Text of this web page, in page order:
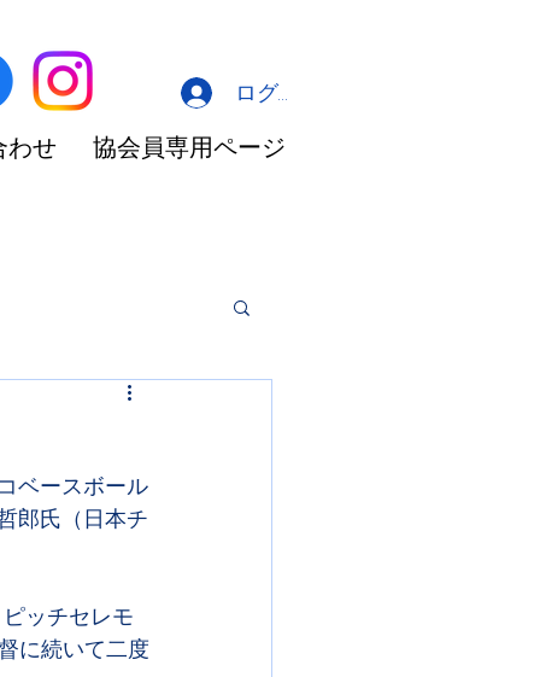
わせ 協会員専用ページ
ログイン
ベースボール
郎氏（日本チ
ッチセレモ
に続いて二度